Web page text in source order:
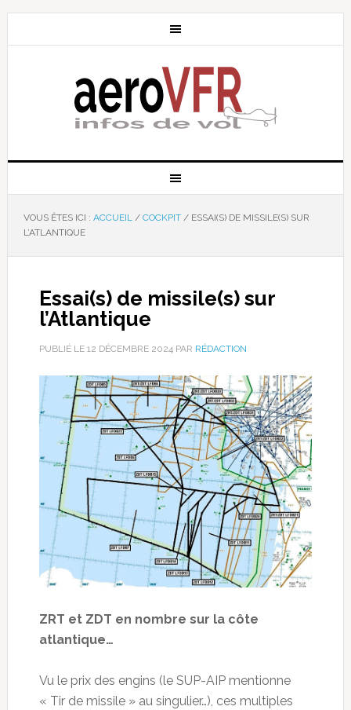
VOUS ÊTES ICI : ACCUEIL / COCKPIT /ESSAI(S) DE MISSILE(S) SUR
L’ATLANTIQUE
Essai(s) de missile(s) sur
l’Atlantique
PUBLIÉ LE 12 DÉCEMBRE 2024PAR RÉDACTION
ZRT et ZDT en nombre sur la côte
atlantique…
Vu le prix des engins (le SUP-AIP mentionne
« Tir de missile » au singulier…), ces multiples